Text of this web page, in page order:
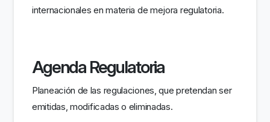
internacionales en materia de mejora regulatoria.
Agenda Regulatoria
Planeación de las regulaciones, que pretendan ser
emitidas, modificadas o eliminadas.